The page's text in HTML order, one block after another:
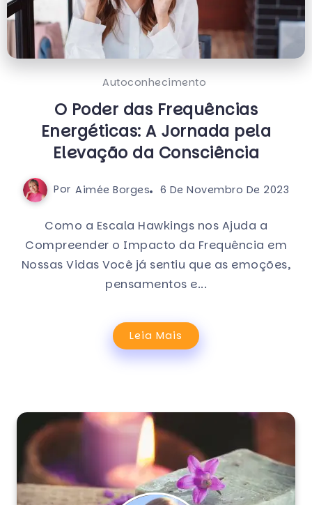
Autoconhecimento
O Poder das Frequências
Energéticas: A Jornada pela
Elevação da Consciência
Por Aimée Borges 6 De Novembro De 2023
Como a Escala Hawkings nos Ajuda a
Compreender o Impacto da Frequência em
Nossas Vidas Você já sentiu que as emoções,
pensamentos e...
Leia Mais